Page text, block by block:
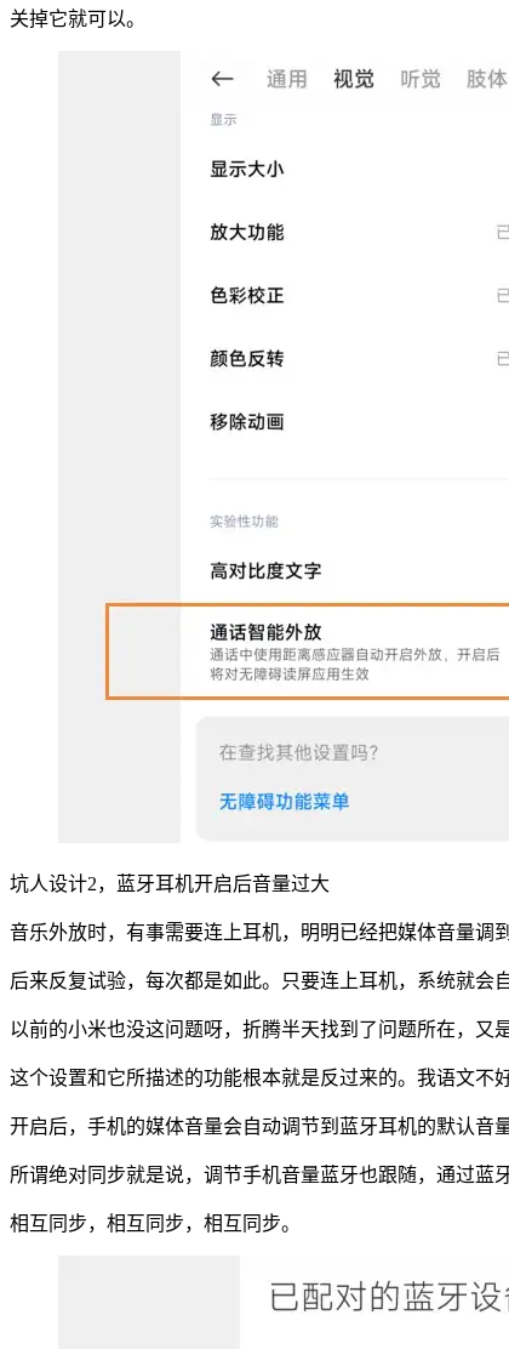
关掉它就可以。
坑人设计2，蓝牙耳机开启后音量过大
音乐外放时，有事需要连上耳机，明明已经把媒体音量调
后来反复试验，每次都是如此。只要连上耳机，系统就会
以前的小米也没这问题呀，折腾半天找到了问题所在，
这个设置和它所描述的功能根本就是反过来的。我语文不
开启后，手机的媒体音量会自动调节到蓝牙耳机的默认音
所谓绝对同步就是说，调节手机音量蓝牙也跟随，通过蓝
相互同步，相互同步，相互同步。